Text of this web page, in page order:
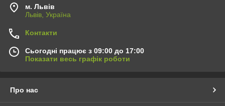
м. Львів
Львів, Україна
Контакти
Сьогодні працює з 09:00 до 17:00
Показати весь графік роботи
Про нас